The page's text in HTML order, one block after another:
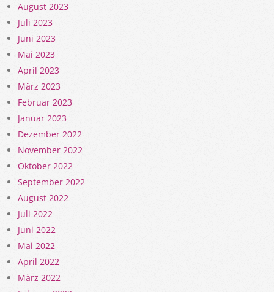
August 2023
Juli 2023
Juni 2023
Mai 2023
April 2023
März 2023
Februar 2023
Januar 2023
Dezember 2022
November 2022
Oktober 2022
September 2022
August 2022
Juli 2022
Juni 2022
Mai 2022
April 2022
März 2022